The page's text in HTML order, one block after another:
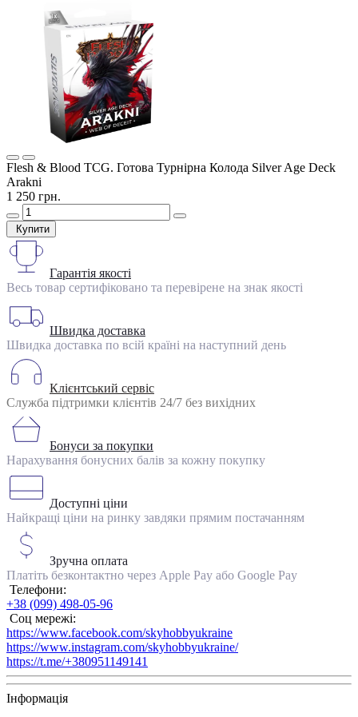
Flesh & Blood TCG. Готова Турнірна Колода Silver Age Deck
Arakni
1 250 грн.
Купити
Гарантія якості
Весь товар сертифіковано та перевірене на знак якості
Швидка доставка
Швидка доставка по всій країні на наступний день
Клієнтський сервіс
Служба підтримки клієнтів 24/7 без вихідних
Бонуси за покупки
Нарахування бонусних балів за кожну покупку
Доступні ціни
Найкращі ціни на ринку завдяки прямим постачанням
Зручна оплата
Платіть безконтактно через Apple Pay або Google Pay
Телефони:
+38 (099) 498-05-96
Соц мережі:
https://www.facebook.com/skyhobbyukraine
https://www.instagram.com/skyhobbyukraine/
https://t.me/+380951149141
Інформація